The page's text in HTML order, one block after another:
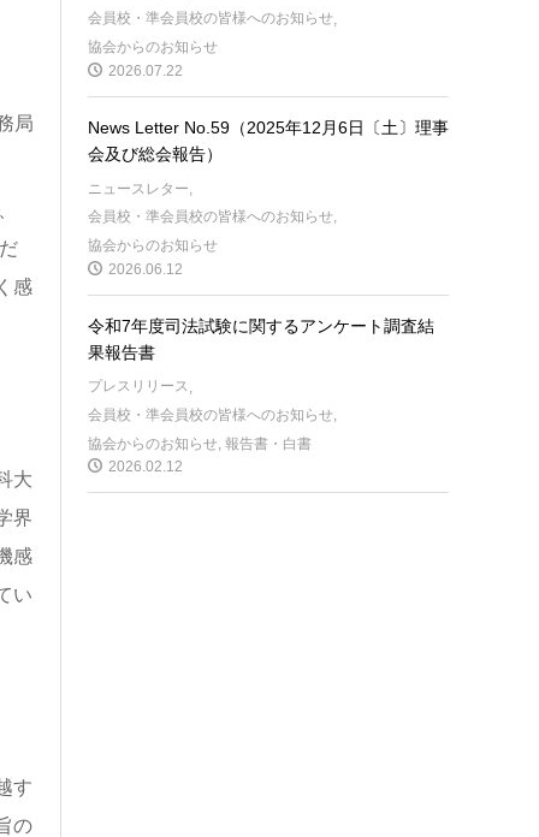
局
感
大
界
感
い
す
の
会員校・準会員校の皆様へのお知らせ
協会からのお知らせ
2026.07.22
News Letter No.59（2025年12月6日〔土〕理事
会及び総会報告）
ニュースレター
会員校・準会員校の皆様へのお知らせ,
協会からのお知らせ
2026.06.12
令和7年度司法試験に関するアンケート調査結
果報告書
プレスリリース
会員校・準会員校の皆様へのお知らせ,
協会からのお知らせ ,報告書・白書
2026.02.12